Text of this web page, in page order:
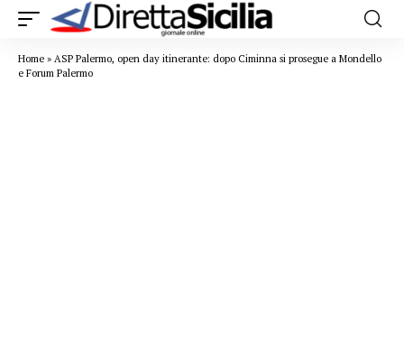
Home » ASP Palermo, open day itinerante: dopo Ciminna si prosegue a Mondello
e Forum Palermo